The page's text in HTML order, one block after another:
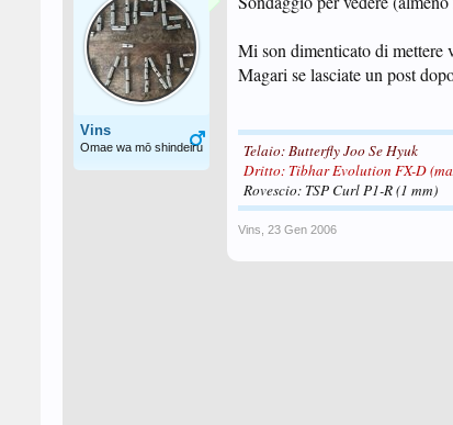
Vins
Omae wa mō shindeiru
Mi son dimenticato di mettere
Magari se lasciate un post
Telaio: ButterflyJoo Se Hyuk
Dritto: Tibhar Evolution FX-D
Rovescio: TSP Curl P1-R (1 mm)
Vins 23 Gen 2006